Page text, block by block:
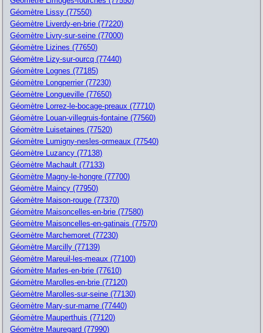
Géomètre Lissy (77550)
Géomètre Liverdy-en-brie (77220)
Géomètre Livry-sur-seine (77000)
Géomètre Lizines (77650)
Géomètre Lizy-sur-ourcq (77440)
Géomètre Lognes (77185)
Géomètre Longperrier (77230)
Géomètre Longueville (77650)
Géomètre Lorrez-le-bocage-preaux (77710)
Géomètre Louan-villegruis-fontaine (77560)
Géomètre Luisetaines (77520)
Géomètre Lumigny-nesles-ormeaux (77540)
Géomètre Luzancy (77138)
Géomètre Machault (77133)
Géomètre Magny-le-hongre (77700)
Géomètre Maincy (77950)
Géomètre Maison-rouge (77370)
Géomètre Maisoncelles-en-brie (77580)
Géomètre Maisoncelles-en-gatinais (77570)
Géomètre Marchemoret (77230)
Géomètre Marcilly (77139)
Géomètre Mareuil-les-meaux (77100)
Géomètre Marles-en-brie (77610)
Géomètre Marolles-en-brie (77120)
Géomètre Marolles-sur-seine (77130)
Géomètre Mary-sur-marne (77440)
Géomètre Mauperthuis (77120)
Géomètre Mauregard (77990)